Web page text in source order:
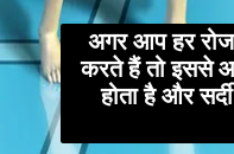
अगर आप हर
करते हैं तो इससे
होता है और